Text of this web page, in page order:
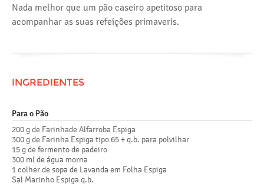
Nada melhor que um pão caseiro apetitoso para
acompanhar as suas refeições primaveris.
INGREDIENTES
Para o Pão
200 g de Farinhade Alfarroba Espiga
300 g de Farinha Espiga tipo 65 + q.b. para polvilhar
15 g de fermento de padeiro
300 ml de água morna
1 colher de sopa de Lavanda em Folha Espiga
Sal Marinho Espiga q.b.